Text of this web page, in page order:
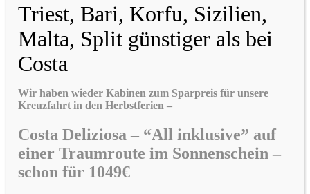
Triest, Bari, Korfu, Sizilien,
Malta, Split günstiger als bei
Costa
Wir haben wieder Kabinen zum Sparpreis für unsere
Kreuzfahrt in den Herbstferien –
Costa Deliziosa – “All inklusive” auf
einer Traumroute im Sonnenschein –
schon für 1049€